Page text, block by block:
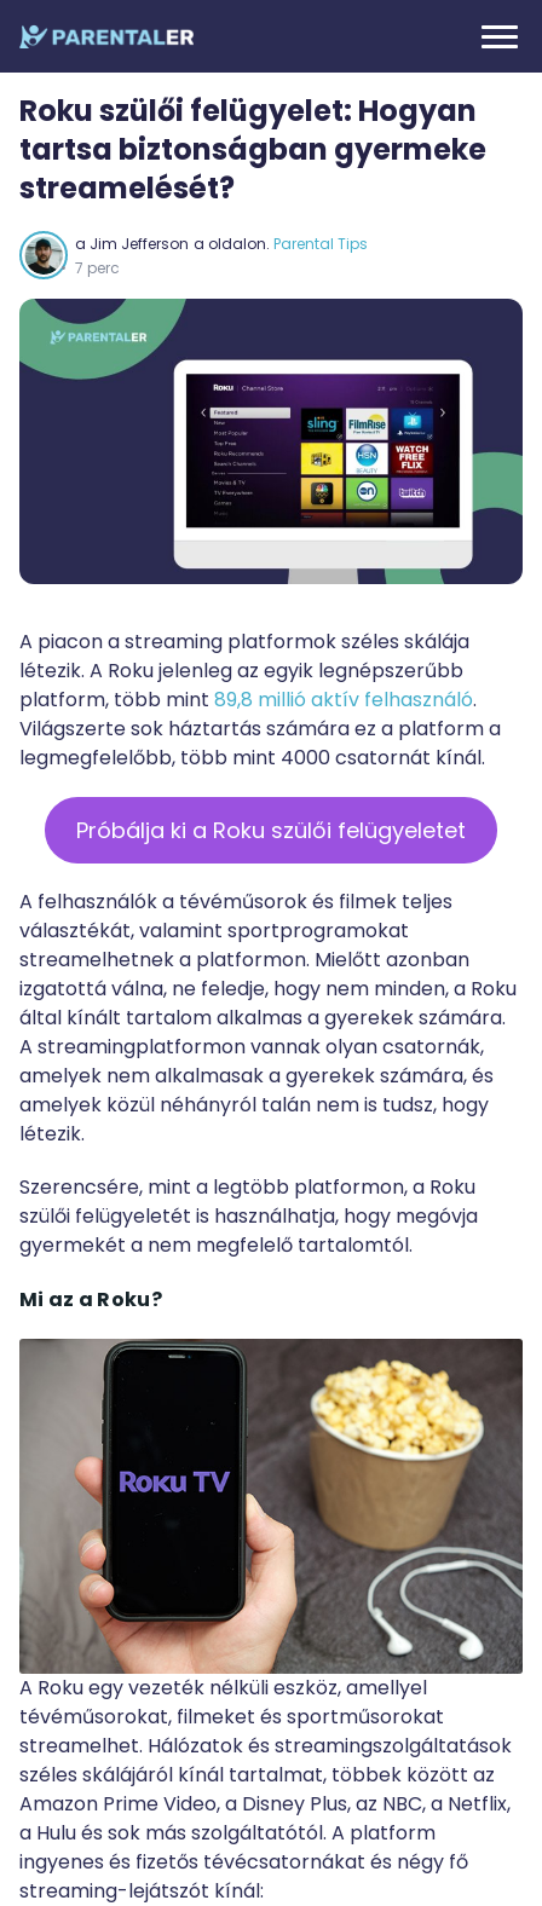
Roku szülői felügyelet: Hogyan
tartsa biztonságban gyermeke
streamelését?
a Jim Jefferson a oldalon. Parental Tips
7 perc
A piacon a streaming platformok széles skálája
létezik. A Roku jelenleg az egyik legnépszerűbb
platform, több mint 89,8 millió aktív felhasználó.
Világszerte sok háztartás számára ez a platform a
legmegfelelőbb, több mint 4000 csatornát kínál.
Próbálja ki a Roku szülői felügyeletet
A felhasználók a tévéműsorok és filmek teljes
választékát, valamint sportprogramokat
streamelhetnek a platformon. Mielőtt azonban
izgatottá válna, ne feledje, hogy nem minden, a Roku
által kínált tartalom alkalmas a gyerekek számára.
A streamingplatformon vannak olyan csatornák,
amelyek nem alkalmasak a gyerekek számára, és
amelyek közül néhányról talán nem is tudsz, hogy
létezik.
Szerencsére, mint a legtöbb platformon, a Roku
szülői felügyeletét is használhatja, hogy megóvja
gyermekét a nem megfelelő tartalomtól.
Mi az a Roku?
A Roku egy vezeték nélküli eszköz, amellyel
tévéműsorokat, filmeket és sportműsorokat
streamelhet. Hálózatok és streamingszolgáltatások
széles skálájáról kínál tartalmat, többek között az
Amazon Prime Video, a Disney Plus, az NBC, a Netflix,
a Hulu és sok más szolgáltatótól. A platform
ingyenes és fizetős tévécsatornákat és négy fő
streaming-lejátszót kínál: